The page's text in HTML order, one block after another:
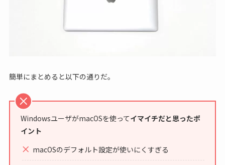
簡単にまとめると以下の通りだ。
WindowsユーザがmacOSを使ってイマイチだと思ったポ
イント
macOSのデフォルト設定が使いにくすぎる